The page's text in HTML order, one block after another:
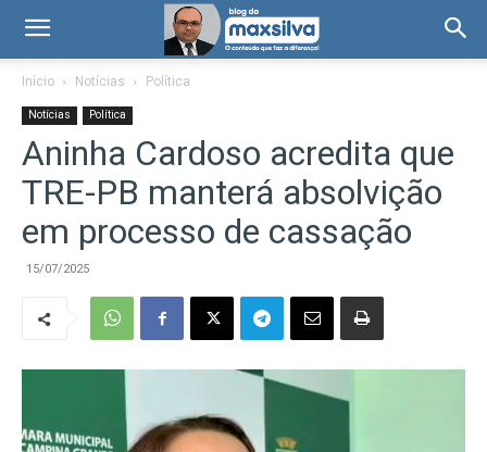
Início Notícias Política
Notícias Política
Aninha Cardoso acredita que
TRE-PB manterá absolvição
em processo de cassação
15/07/2025